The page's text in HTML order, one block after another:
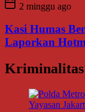
2 minggu ago
Kasi Humas
Laporkan
Kriminalitas